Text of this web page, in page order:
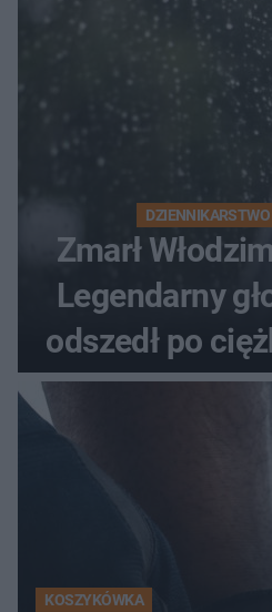
Zmarł
Legendarny
odszedł po
KOSZYKÓWKA